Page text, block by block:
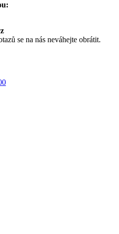
se na nás neváhejte obrátit.